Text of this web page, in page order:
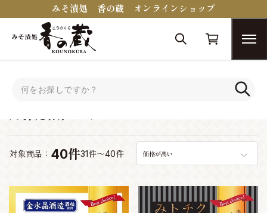
みそ漬処 香の蔵 オンラインショップ
対象商品： 40件31件～40件 価格が高い